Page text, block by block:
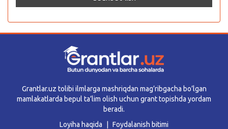
Grantlar.uz tolibi ilmlarga mashriqdan mag’ribgacha bo’lgan
mamlakatlarda bepul ta’lim olish uchun grant topishda yordam
beradi.
Loyiha haqida
Foydalanish bitimi